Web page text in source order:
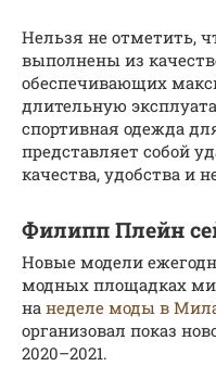
Нельзя не отметить,
выполнены из
обеспечивающих
длительную
спортивная одежда
представляет собой
качества, удобства и
Филипп Плейн
Новые модели
модных площадках
на неделе моды в
организовал показ
2020–2021.